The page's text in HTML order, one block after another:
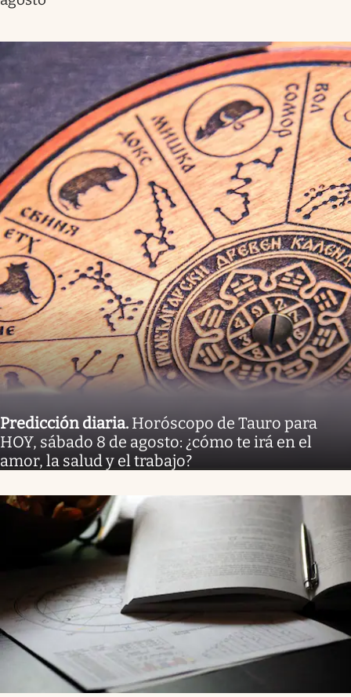
Predicción diaria. Horóscopo de Tauro para
HOY, sábado 8 de agosto: ¿cómo te irá en el
amor, la salud y el trabajo?